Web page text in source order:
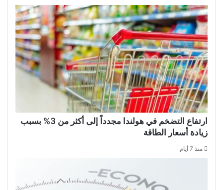
ارتفاع التضخم في هولندا مجدداً إلى أكثر من 3% بسبب
زيادة أسعار الطاقة
منذ 7 أيام